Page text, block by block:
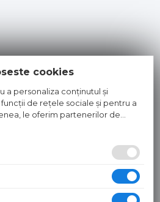
in lei si includ tva. Ofertele sunt
cookies
a personaliza conținutul și
de rețele sociale și pentru a
le oferim partenerilor de
și de analize informații cu privire
ul nostru. Aceștia le pot combina
dvs. sau culese în urma folosirii